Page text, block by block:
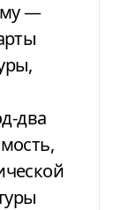
—
два